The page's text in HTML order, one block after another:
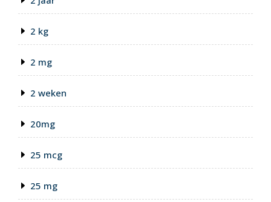
2 kg
2 mg
2 weken
20mg
25 mcg
25 mg